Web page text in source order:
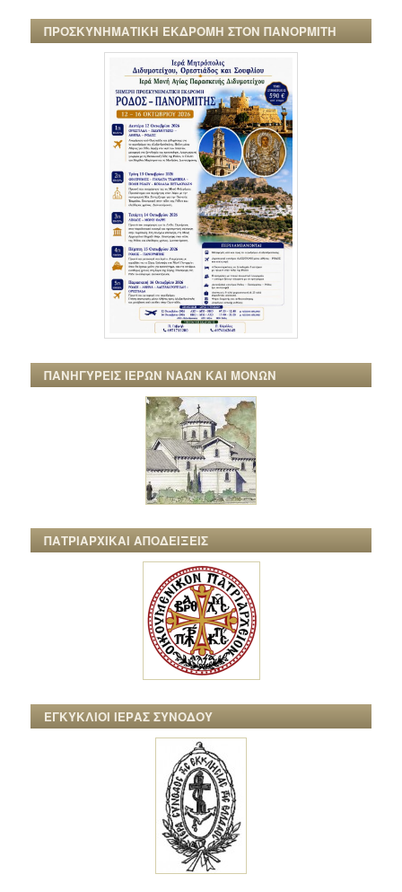
ΠΡΟΣΚΥΝΗΜΑΤΙΚΗ ΕΚΔΡΟΜΗ ΣΤΟΝ ΠΑΝΟΡΜΙΤΗ
ΠΑΝΗΓΥΡΕΙΣ ΙΕΡΩΝ ΝΑΩΝ ΚΑΙ ΜΟΝΩΝ
ΠΑΤΡΙΑΡΧΙΚΑΙ ΑΠΟΔΕΙΞΕΙΣ
ΕΓΚΥΚΛΙΟΙ ΙΕΡΑΣ ΣΥΝΟΔΟΥ